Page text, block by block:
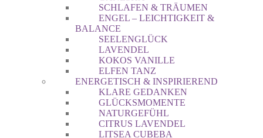
SCHLAFEN & TRÄUMEN
ENGEL – LEICHTIGKEIT &
BALANCE
SEELENGLÜCK
LAVENDEL
KOKOS VANILLE
ELFEN TANZ
ENERGETISCH & INSPIRIEREND
KLARE GEDANKEN
GLÜCKSMOMENTE
NATURGEFÜHL
CITRUS LAVENDEL
LITSEA CUBEBA